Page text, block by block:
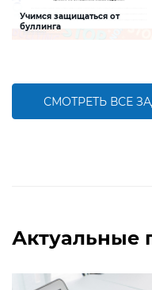
Учимся защищаться от
буллинга
поведенияСМОТРЕТЬ ВСЕ
Актуальные